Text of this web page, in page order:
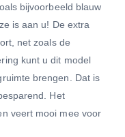
bijvoorbeeld blauw
is aan u! De extra
net zoals de
kunt u dit model
brengen. Dat is
Het
veert mooi mee voor